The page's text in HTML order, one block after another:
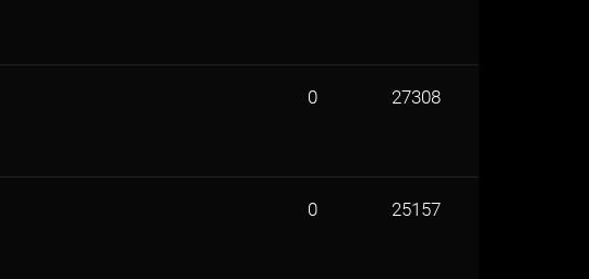
0 27308
0 25157